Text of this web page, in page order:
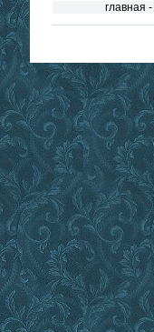
главная -